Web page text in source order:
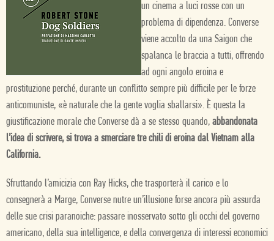
un cinema a luci rosse con un
problema di dipendenza. Converse
viene accolto da una Saigon che
spalanca le braccia a tutti, offrendo
ad ogni angolo eroina e
prostituzione perché, durante un conflitto sempre più difficile per le forze
anticomuniste, «è naturale che la gente voglia sballarsi». È questa la
giustificazione morale che Converse dà a se stesso quando, abbandonata
l’idea di scrivere, si trova a smerciare tre chili di eroina dal Vietnam alla
California.
Sfruttando l’amicizia con Ray Hicks, che trasporterà il carico e lo
consegnerà a Marge, Converse nutre un’illusione forse ancora più assurda
delle sue crisi paranoiche: passare inosservato sotto gli occhi del governo
americano, della sua intelligence, e della convergenza di interessi economici